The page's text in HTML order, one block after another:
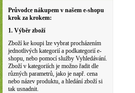
Průvodce nákupem v našem e-shopu
krok za krokem:
1. Výběr zboží
Zboží ke koupi lze vybrat procházením
jednotlivých kategorií a podkategorií e-
shopu, nebo pomocí služby Vyhledávání.
Zboží v kategoriích je možno řadit dle
různých parametrů, jako je např. cena
nebo název produktu, a hledání zboží si
tak usnadnit.